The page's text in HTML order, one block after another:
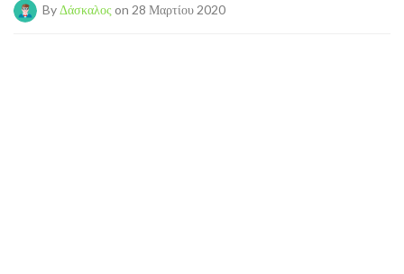
By Δάσκαλος on 28 Μαρτίου 2020